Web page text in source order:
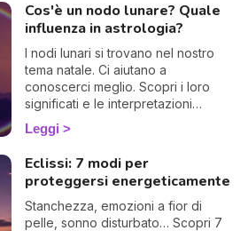
Cos'è un nodo lunare? Quale
influenza in astrologia?
I nodi lunari si trovano nel nostro
tema natale. Ci aiutano a
conoscerci meglio. Scopri i loro
significati e le interpretazioni
astrologiche.
Leggi
Eclissi: 7 modi per
proteggersi energeticamente
Stanchezza, emozioni a fior di
pelle, sonno disturbato… Scopri 7